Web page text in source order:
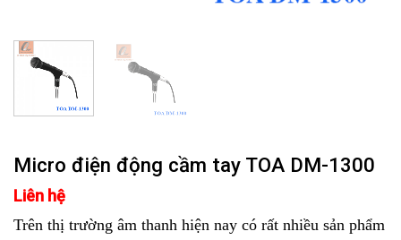
Micro điện động cầm tay TOA DM-1300
Liên hệ
Trên thị trường âm thanh hiện nay có rất nhiều sản phẩm